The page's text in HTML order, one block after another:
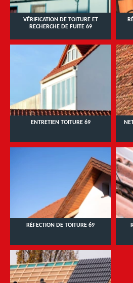
VÉRIFICATION DE TOITURE ET
RECHERCHE DE FUITE 69
ENTRETIEN TOITURE 69
RÉFECTION DE TOITURE 69